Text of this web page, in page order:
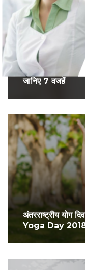
महिलाओं को क्यों
जानिए 7 वजहें
अंतरराष्ट्रीय
Yoga Day